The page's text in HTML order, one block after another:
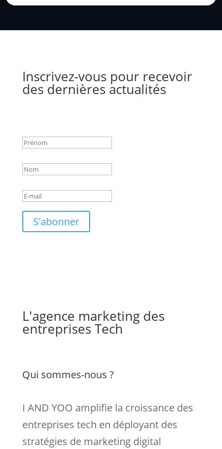
Inscrivez-vous pour recevoir
des dernières actualités
S'abonner
L'agence marketing des
entreprises Tech
Qui sommes-nous ?
I AND YOO amplifie la croissance des
entreprises tech en déployant des
stratégies de marketing digital